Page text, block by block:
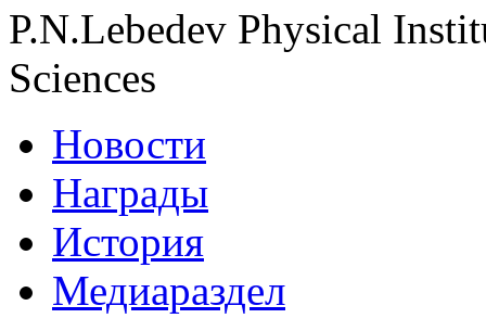
P.N.Lebedev Physical
Sciences
Новости
Награды
История
Медиараздел